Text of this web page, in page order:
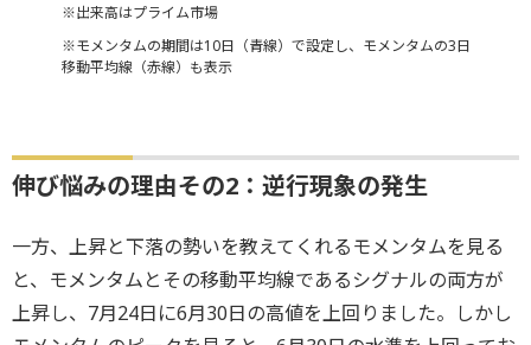
※出来高はプライム市場
※モメンタムの期間は10日（青線）で設定し、モメンタムの3日
移動平均線（赤線）も表示
伸び悩みの理由その2：逆行現象の発生
一方、上昇と下落の勢いを教えてくれるモメンタムを見る
と、モメンタムとその移動平均線であるシグナルの両方が
上昇し、7月24日に6月30日の高値を上回りました。しかし